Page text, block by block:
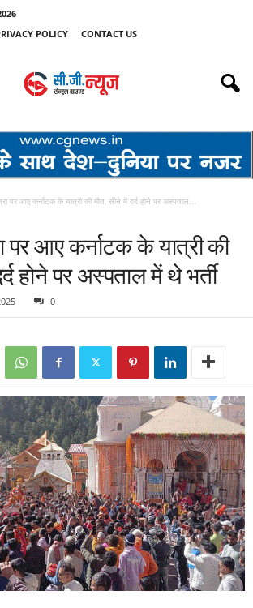
POLICY CONTACT US
पर आए कर्नाटक के यात्री की मौत, सीने में दर्द होने पर अस्पताल...
पर आए कर्नाटक के यात्री की
होने पर अस्पताल में थे भर्ती
0